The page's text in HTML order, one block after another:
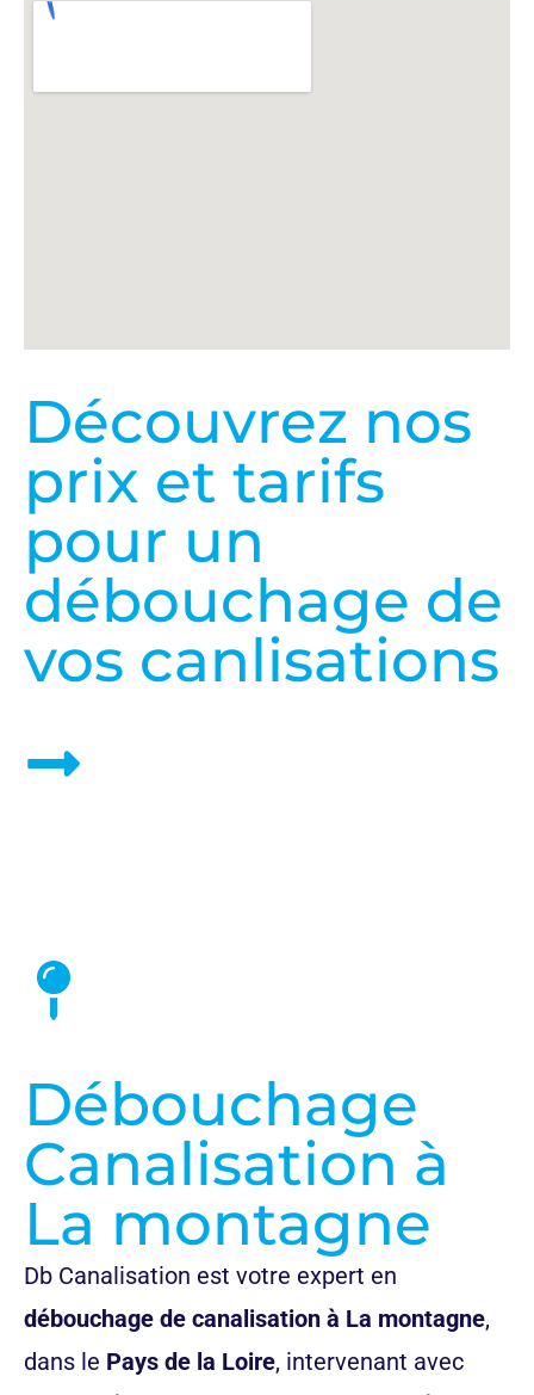
Découvrez nos
prix et tarifs
pour un
débouchage de
vos canlisations
Débouchage
Canalisation à
La montagne
Db Canalisation est votre expert en
débouchage de canalisation à La montagne,
dans le Pays de la Loire, intervenant avec